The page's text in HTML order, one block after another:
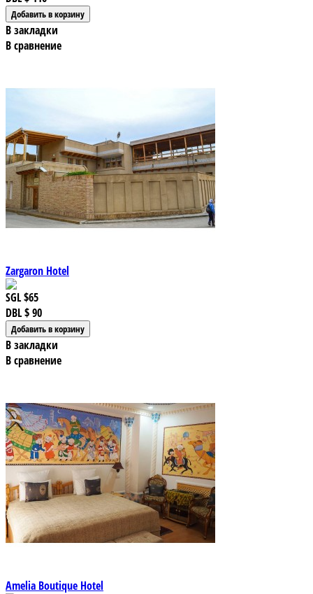
В закладки
В сравнение
Zargaron Hotel
SGL$65
DBL$ 90
В закладки
В сравнение
Amelia Boutique Hotel